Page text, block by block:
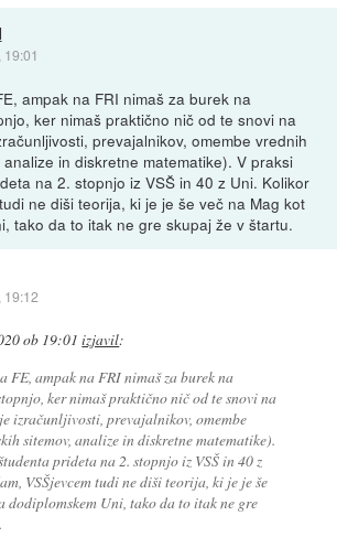
ampak na FRI nimaš za burek na
ker nimaš praktično nič od te snovi na
prevajalnikov, omembe vrednih
in diskretne matematike). V praksi
na 2. stopnjo iz VSŠ in 40 z Uni. Kolikor
ne diši teorija, ki je je še več na Mag kot
tako da to itak ne gre skupaj že v štartu.
19:12
ob 19:01 izjavil:
FE, ampak na FRI nimaš za burek na
ker nimaš praktično nič od te snovi na
izračunljivosti, prevajalnikov, omembe
sitemov, analize in diskretne matematike).
prideta na 2. stopnjo iz VSŠ in 40 z
VSŠjevcem tudi ne diši teorija, ki je je še
dodiplomskem Uni, tako da to itak ne gre